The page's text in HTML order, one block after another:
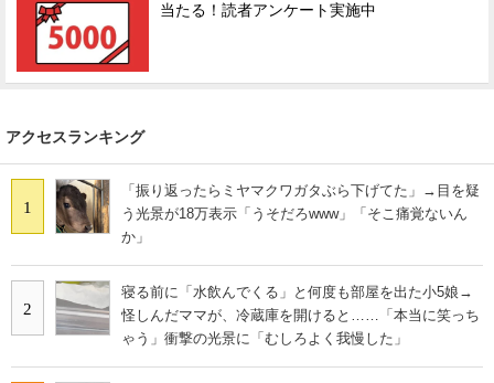
進化するPCとデバイスの未来
好きが集まる 比べて選べる
ビジネスと働き方のヒント
AI活用のいまが分かる
企業ITのトレンドを詳説
マーケ×ITの今がよく分かる
ITエンジニア向け専門サイト
当たる！読者アンケート実施中
アクセスランキング
1
「振り返ったらミヤマクワガタぶら下げてた」→目を疑
う光景が18万表示「うそだろwww」「そこ痛覚ないん
か」
2
寝る前に「水飲んでくる」と何度も部屋を出た小5娘→
怪しんだママが、冷蔵庫を開けると……「本当に笑っち
ゃう」衝撃の光景に「むしろよく我慢した」